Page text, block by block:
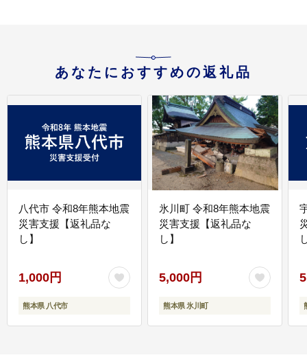
あなたにおすすめの返礼品
八代市 令和8年熊本地震
災害支援【返礼品な
し】
1,000円
熊本県 八代市
氷川町 令和8年熊本地震
災害支援【返礼品な
し】
5,000円
熊本県 氷川町